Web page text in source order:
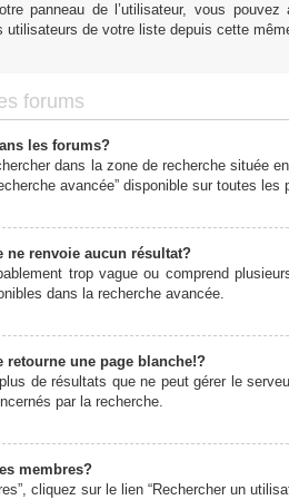
panneau de l’utilisateur, vous
utilisateurs de votre liste depuis cette
forums
les forums?
dans la zone de recherche située
avancée” disponible sur toutes
ne renvoie aucun résultat?
trop vague ou comprend
dans la recherche avancée.
retourne une page blanche!?
de résultats que ne peut gérer le
par la recherche.
membres?
cliquez sur le lien “Rechercher un